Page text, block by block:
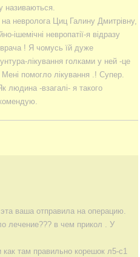
називаються.
невролога Циц Галину Дмитрівну,
ішемічні невропатії-я відразу
! Я чомусь їй дуже
лікування голками у ней -це
помогло лікування .! Супер.
людина -взагалі- я такого
ваша отправила на операцию.
лечение??? в чем прикол . У
там правильно корешок л5-с1